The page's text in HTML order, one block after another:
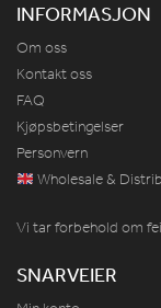
INFORMASJON
Om oss
Kontakt oss
FAQ
Kjøpsbetingelser
Personvern
Wholesale &
Vi tar forbehold om
SNARVEIER